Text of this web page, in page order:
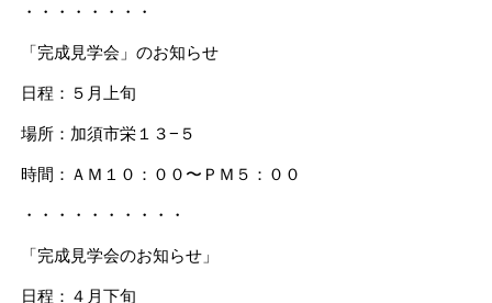
・・・・・・・・
「完成見学会」のお知らせ
日程：５月上旬
場所：加須市栄１３−５
時間：ＡＭ１０：００〜ＰＭ５：００
・・・・・・・・・・
「完成見学会のお知らせ」
日程：４月下旬